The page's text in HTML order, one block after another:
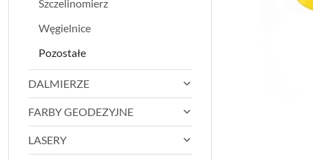
Szczelinomierz
Węgielnice
Pozostałe
DALMIERZE
FARBY GEODEZYJNE
LASERY